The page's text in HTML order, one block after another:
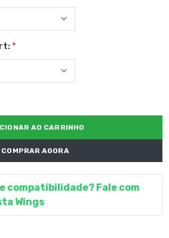
*
COMPRAR AGORA
compatibilidade? Fale com
Wings